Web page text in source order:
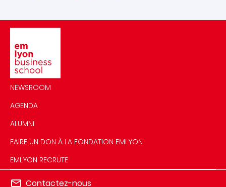
NEWSROOM
AGENDA
ALUMNI
FAIRE UN DON À LA FONDATION EMLYON
EMLYON RECRUTE
Contactez-nous